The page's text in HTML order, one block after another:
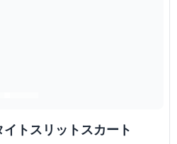
トスリットスカート